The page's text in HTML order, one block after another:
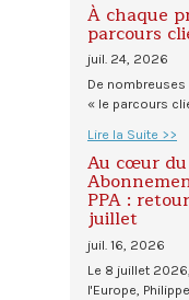
À chaque
parcours
juil. 24, 2026
De
« le parcours
Lire la Suite >>
Au cœur du
PPA :
juillet
juil. 16, 2026
Le 8 juillet
l'Europe, Philippe